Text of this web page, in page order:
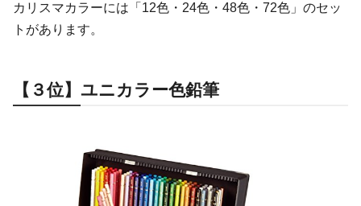
カリスマカラーには「12色・24色・48色・72色」のセッ
トがあります。
【３位】ユニカラー色鉛筆